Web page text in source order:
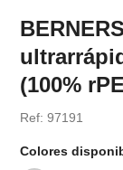
(100%
Ref: 97191
Colores